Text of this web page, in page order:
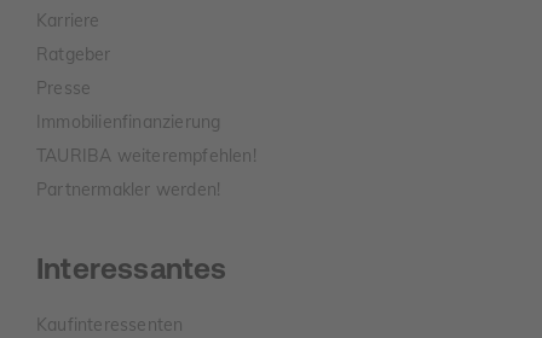
Karriere
Ratgeber
Presse
Immobilienfinanzierung
TAURIBA weiterempfehlen!
Partnermakler werden!
Interessantes
Kaufinteressenten